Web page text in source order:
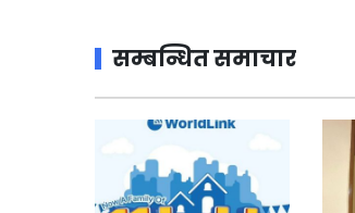
सम्बन्धित समाचार